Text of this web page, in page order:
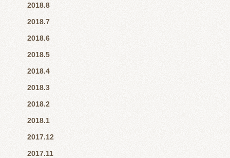
2018.8
2018.7
2018.6
2018.5
2018.4
2018.3
2018.2
2018.1
2017.12
2017.11